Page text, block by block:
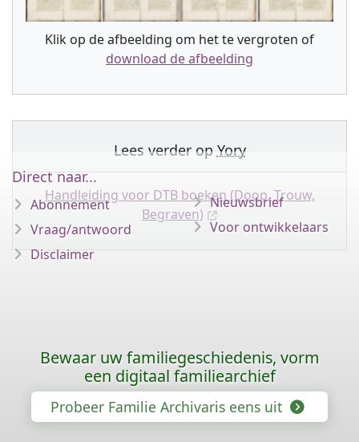
Klik op de afbeelding om het te vergroten of
download de afbeelding
Lees verder op Yory
Handleiding voor DTB boeken (Doop, Trouw,
Begraven)
Direct naar...
Abonnement
Vraag/antwoord
Disclaimer
Nieuwsbrief
Voor ontwikkelaars
Bewaar uw familiegeschiedenis, vorm
een digitaal familiearchief
Probeer Familie Archivaris eens uit